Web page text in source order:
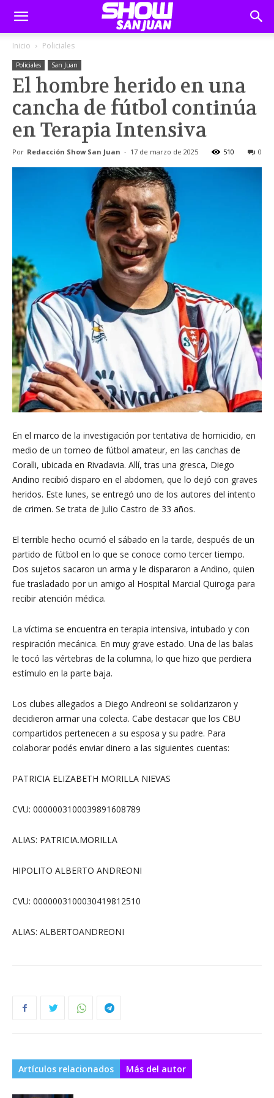
Inicio Policiales
Policiales San Juan
El hombre herido en una
cancha de fútbol continúa
en Terapia Intensiva
Por Redacción Show San Juan - 17 de marzo de 2025 0
510
En el marco de la investigación por tentativa de homicidio, en
medio de un torneo de fútbol amateur, en las canchas de
Coralli, ubicada en Rivadavia. Allí, tras una gresca, Diego
Andino recibió disparo en el abdomen, que lo dejó con graves
heridos. Este lunes, se entregó uno de los autores del intento
de crimen. Se trata de Julio Castro de 33 años.
El terrible hecho ocurrió el sábado en la tarde, después de un
partido de fútbol en lo que se conoce como tercer tiempo.
Dos sujetos sacaron un arma y le dispararon a Andino, quien
fue trasladado por un amigo al Hospital Marcial Quiroga para
recibir atención médica.
La víctima se encuentra en terapia intensiva, intubado y con
respiración mecánica. En muy grave estado. Una de las balas
le tocó las vértebras de la columna, lo que hizo que perdiera
estímulo en la parte baja.
Los clubes allegados a Diego Andreoni se solidarizaron y
decidieron armar una colecta. Cabe destacar que los CBU
compartidos pertenecen a su esposa y su padre. Para
colaborar podés enviar dinero a las siguientes cuentas:
PATRICIA ELIZABETH MORILLA NIEVAS
CVU: 0000003100039891608789
ALIAS: PATRICIA.MORILLA
HIPOLITO ALBERTO ANDREONI
CVU: 0000003100030419812510
ALIAS: ALBERTOANDREONI
Artículos relacionados Más del autor